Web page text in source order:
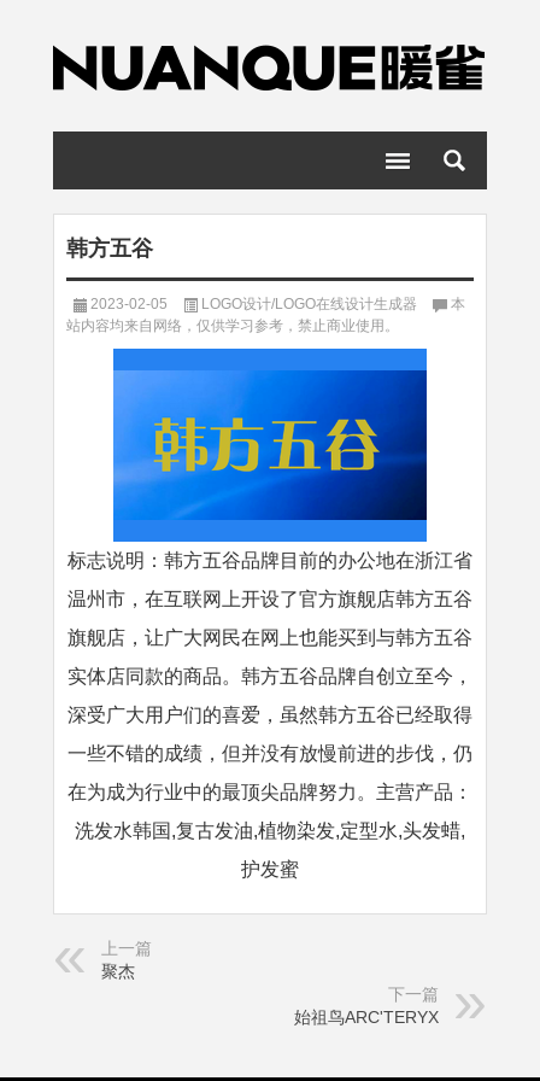
韩方五谷
2023-02-05 LOGO设计/LOGO在线设计生成器
本
站内容均来自网络，仅供学习参考，禁止商业使用。
标志说明：韩方五谷品牌目前的办公地在浙江省
温州市，在互联网上开设了官方旗舰店韩方五谷
旗舰店，让广大网民在网上也能买到与韩方五谷
实体店同款的商品。韩方五谷品牌自创立至今，
深受广大用户们的喜爱，虽然韩方五谷已经取得
一些不错的成绩，但并没有放慢前进的步伐，仍
在为成为行业中的最顶尖品牌努力。主营产品：
洗发水韩国,复古发油,植物染发,定型水,头发蜡,
护发蜜
上一篇
聚杰
下一篇
始祖鸟ARC'TERYX